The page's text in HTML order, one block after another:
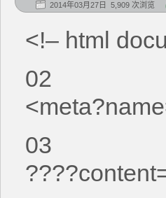
2014年03月27日 5,909 次浏览
<!– html
02
03